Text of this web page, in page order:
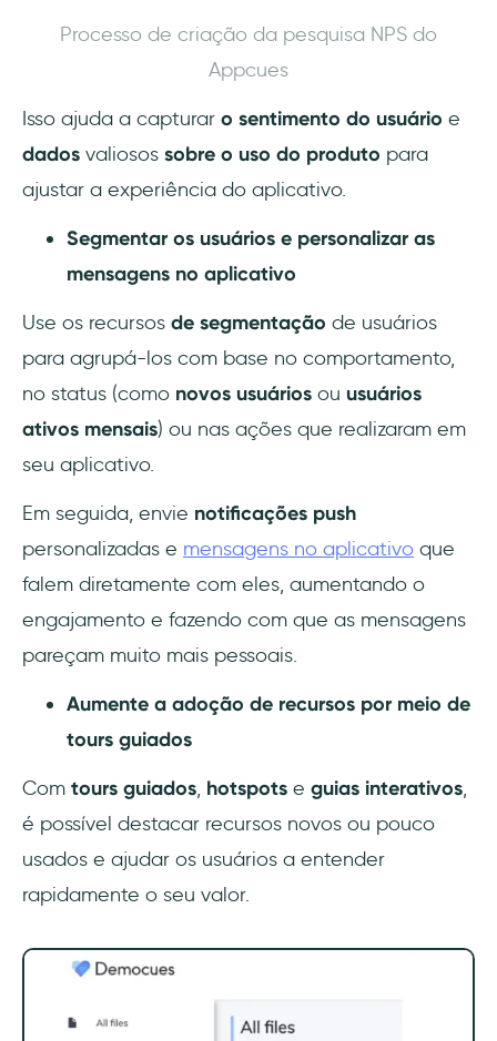
Processo de criação da pesquisa NPS do
Appcues
Isso ajuda a capturar o sentimento do usuário e
dados valiosos sobre o uso do produto para
ajustar a experiência do aplicativo.
Segmentar os usuários e personalizar as
mensagens no aplicativo
Use os recursos de segmentação de usuários
para agrupá-los com base no comportamento,
no status (como novos usuários ou usuários
ativos mensais) ou nas ações que realizaram em
seu aplicativo.
Em seguida, envie notificações push
personalizadas e mensagens no aplicativo que
falem diretamente com eles, aumentando o
engajamento e fazendo com que as mensagens
pareçam muito mais pessoais.
Aumente a adoção de recursos por meio de
tours guiados
Com tours guiados, hotspots e guias interativos,
é possível destacar recursos novos ou pouco
usados e ajudar os usuários a entender
rapidamente o seu valor.